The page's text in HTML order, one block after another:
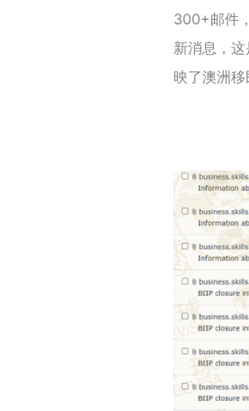
300+邮件
新消息，
映了澳洲移